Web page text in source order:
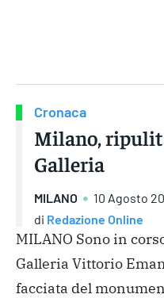
Cronaca
Milano,
Galleria
MILANO
10 Agosto
di Redazione Online
MILANO Sono in
Galleria Vittorio
facciata del